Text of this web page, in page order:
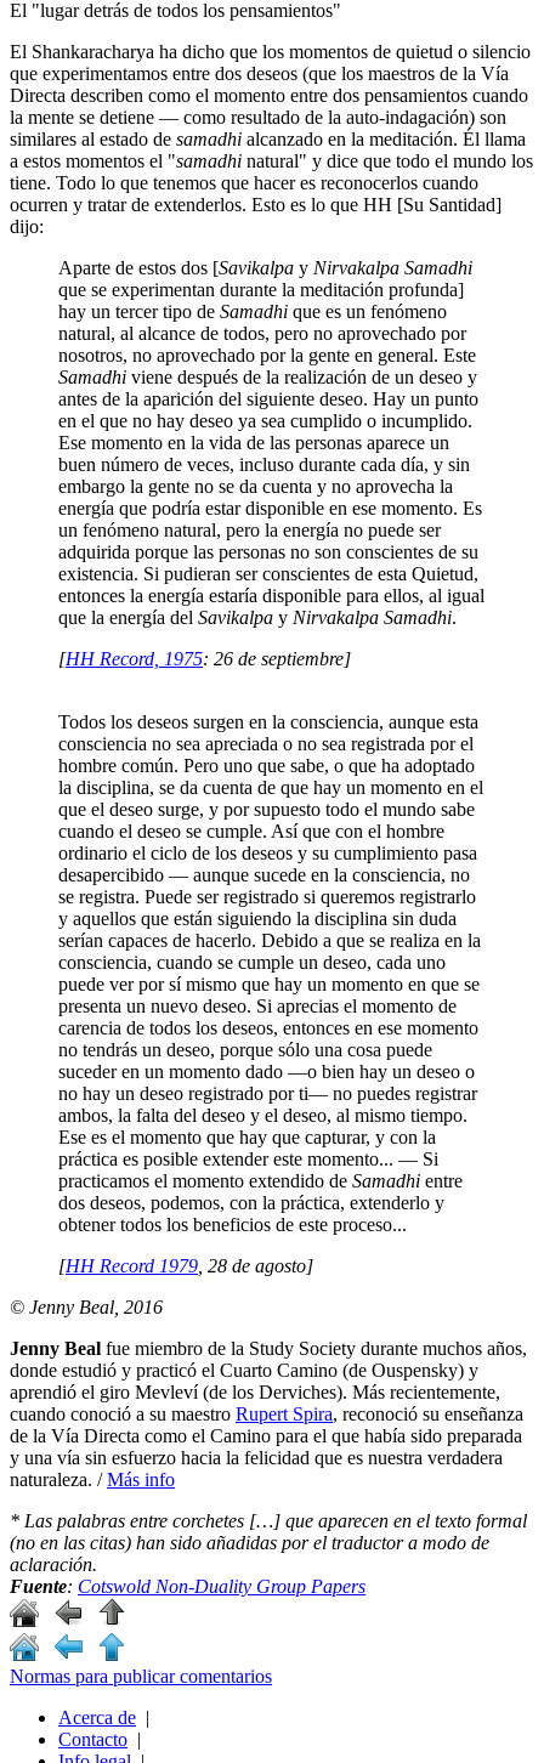
El "lugar detrás de todos los pensamientos"
El Shankaracharya ha dicho que los momentos de quietud o silencio
que experimentamos entre dos deseos (que los maestros de la Vía
Directa describen como el momento entre dos pensamientos cuando
la mente se detiene ― como resultado de la auto-indagación) son
similares al estado de samadhi alcanzado en la meditación. Él llama
a estos momentos el "samadhi natural" y dice que todo el mundo los
tiene. Todo lo que tenemos que hacer es reconocerlos cuando
ocurren y tratar de extenderlos. Esto es lo que HH [Su Santidad]
dijo:
Aparte de estos dos [Savikalpa y Nirvakalpa Samadhi
que se experimentan durante la meditación profunda]
hay un tercer tipo de Samadhi que es un fenómeno
natural, al alcance de todos, pero no aprovechado por
nosotros, no aprovechado por la gente en general. Este
Samadhi viene después de la realización de un deseo y
antes de la aparición del siguiente deseo. Hay un punto
en el que no hay deseo ya sea cumplido o incumplido.
Ese momento en la vida de las personas aparece un
buen número de veces, incluso durante cada día, y sin
embargo la gente no se da cuenta y no aprovecha la
energía que podría estar disponible en ese momento. Es
un fenómeno natural, pero la energía no puede ser
adquirida porque las personas no son conscientes de su
existencia. Si pudieran ser conscientes de esta Quietud,
entonces la energía estaría disponible para ellos, al igual
que la energía del Savikalpa y Nirvakalpa Samadhi.
[HH Record, 1975: 26 de septiembre]
Todos los deseos surgen en la consciencia, aunque esta
consciencia no sea apreciada o no sea registrada por el
hombre común. Pero uno que sabe, o que ha adoptado
la disciplina, se da cuenta de que hay un momento en el
que el deseo surge, y por supuesto todo el mundo sabe
cuando el deseo se cumple. Así que con el hombre
ordinario el ciclo de los deseos y su cumplimiento pasa
desapercibido ― aunque sucede en la consciencia, no
se registra. Puede ser registrado si queremos registrarlo
y aquellos que están siguiendo la disciplina sin duda
serían capaces de hacerlo. Debido a que se realiza en la
consciencia, cuando se cumple un deseo, cada uno
puede ver por sí mismo que hay un momento en que se
presenta un nuevo deseo. Si aprecias el momento de
carencia de todos los deseos, entonces en ese momento
no tendrás un deseo, porque sólo una cosa puede
suceder en un momento dado ―o bien hay un deseo o
no hay un deseo registrado por ti― no puedes registrar
ambos, la falta del deseo y el deseo, al mismo tiempo.
Ese es el momento que hay que capturar, y con la
práctica es posible extender este momento... ― Si
practicamos el momento extendido de Samadhi entre
dos deseos, podemos, con la práctica, extenderlo y
obtener todos los beneficios de este proceso...
[HH Record 1979 , 28 de agosto]
© Jenny Beal, 2016
Jenny Beal fue miembro de la Study Society durante muchos años,
donde estudió y practicó el Cuarto Camino (de Ouspensky) y
aprendió el giro Mevleví (de los Derviches). Más recientemente,
cuando conoció a su maestro Rupert Spira, reconoció su enseñanza
de la Vía Directa como el Camino para el que había sido preparada
y una vía sin esfuerzo hacia la felicidad que es nuestra verdadera
naturaleza. /Más info
* Las palabras entre corchetes […] que aparecen en el texto formal
(no en las citas) han sido añadidas por el traductor a modo de
aclaración.
Fuente: Cotswold Non-Duality Group Papers
Normas para publicar comentarios
Acerca de |
Contacto |